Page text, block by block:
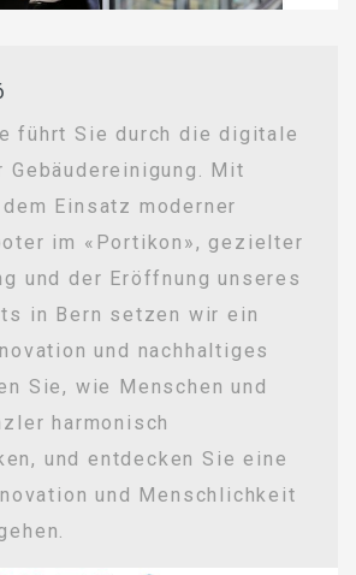
führt Sie durch die digitale
Gebäudereinigung. Mit
Einsatz moderner
im «Portikon», gezielter
und der Eröffnung unseres
in Bern setzen wir ein
und nachhaltiges
Sie, wie Menschen und
harmonisch
und entdecken Sie eine
und Menschlichkeit